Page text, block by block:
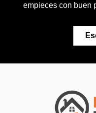
empieces con buen